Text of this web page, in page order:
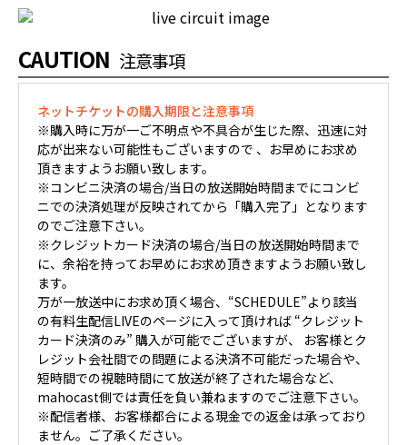
CAUTION 注意事項
ネットチケットの購入期限と注意事項
※購入時に万が一ご不明点や不具合が生じた際、迅速に対
応が出来ない可能性もございますので 、お早めにお求め
頂きますようお願い致します。
※コンビニ決済の場合/当日の放送開始時間までにコンビ
ニでの決済処理が反映されてから「購入完了」となります
のでご注意下さい。
※クレジットカード決済の場合/当日の放送開始時間まで
に、余裕を持ってお早めにお求め頂きますようお願い致し
ます。
万が一放送中にお求め頂く場合、“SCHEDULE”より該当
の有料生配信LIVEのページに入って頂ければ “クレジット
カード決済のみ” 購入が可能でございますが、 お客様とク
レジット会社間での問題による決済不可能だった場合や、
短時間での視聴時間にて放送が終了された場合など、
mahocast側では責任を負い兼ねますのでご注意下さい。
※配信者様、お客様都合による現金での返金は承っており
ません。ご了承ください。